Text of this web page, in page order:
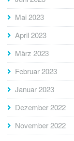
Mai 2023
April 2023
März 2023
Februar 2023
Januar 2023
Dezember 2022
November 2022